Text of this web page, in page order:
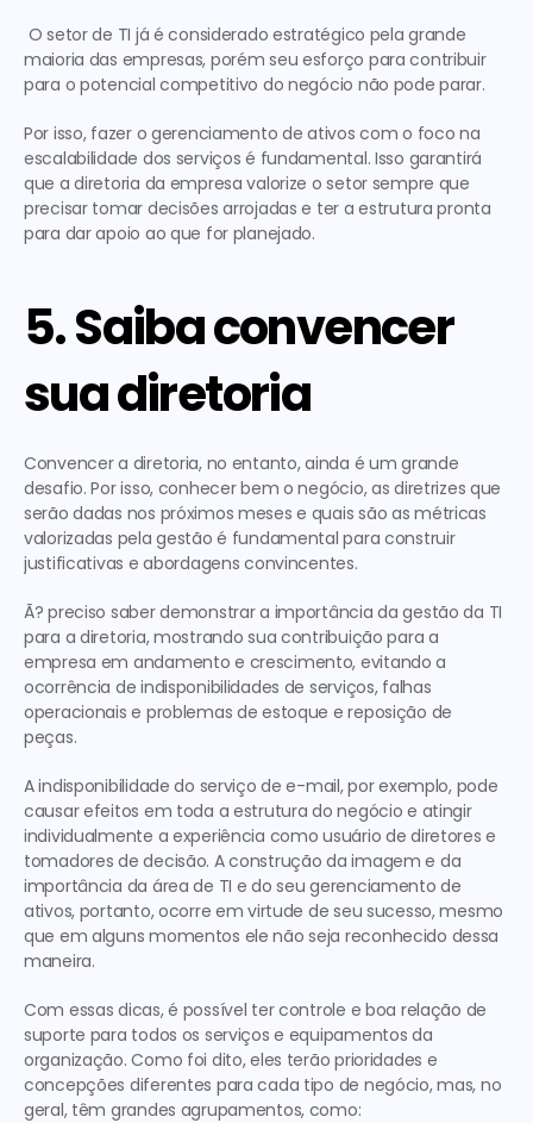
maioria das empresas, porém seu esforço para contribuir
para o potencial competitivo do negócio não pode parar.
Por isso, fazer o gerenciamento de ativos com o foco na
escalabilidade dos serviços é fundamental. Isso garantirá
que a diretoria da empresa valorize o setor sempre que
precisar tomar decisões arrojadas e ter a estrutura pronta
para dar apoio ao que for planejado.
5. Saiba convencer
sua diretoria
Convencer a diretoria, no entanto, ainda é um grande
desafio. Por isso, conhecer bem o negócio, as diretrizes que
serão dadas nos próximos meses e quais são as métricas
valorizadas pela gestão é fundamental para construir
justificativas e abordagens convincentes.
Ã? preciso saber demonstrar a importância da gestão da TI
para a diretoria, mostrando sua contribuição para a
empresa em andamento e crescimento, evitando a
ocorrência de indisponibilidades de serviços, falhas
operacionais e problemas de estoque e reposição de
peças.
A indisponibilidade do serviço de e-mail, por exemplo, pode
causar efeitos em toda a estrutura do negócio e atingir
individualmente a experiência como usuário de diretores e
tomadores de decisão. A construção da imagem e da
importância da área de TI e do seu gerenciamento de
ativos, portanto, ocorre em virtude de seu sucesso, mesmo
que em alguns momentos ele não seja reconhecido dessa
maneira.
Com essas dicas, é possível ter controle e boa relação de
suporte para todos os serviços e equipamentos da
organização. Como foi dito, eles terão prioridades e
concepções diferentes para cada tipo de negócio, mas, no
geral, têm grandes agrupamentos, como: